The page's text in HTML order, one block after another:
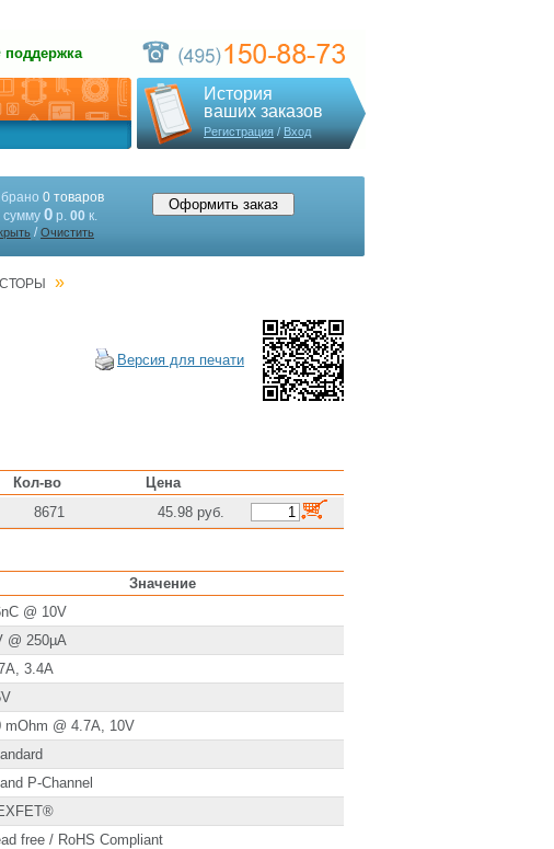
поддержка
История
ваших заказов
Регистрация/Вход
0 товаров
сумму 0 р. 00 к.
/Очистить
»
Версия для печати
Кол-во
Цена
8671 45.98 руб.
Значение
@ 10V
@ 250µA
3.4A
mOhm @ 4.7A, 10V
P-Channel
free / RoHS Compliant